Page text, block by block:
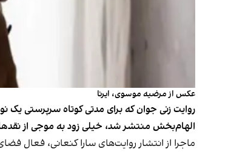
عکس از مرضیه موسوی، ایرنا
روایت زنی جوان که برای مدتی کوتاه سرپرستی یک
الهام‌بخش منتشر شد، خیلی زود به موجی از
ماجرا از انتشار روایت‌های سارا کنعانی، فعال